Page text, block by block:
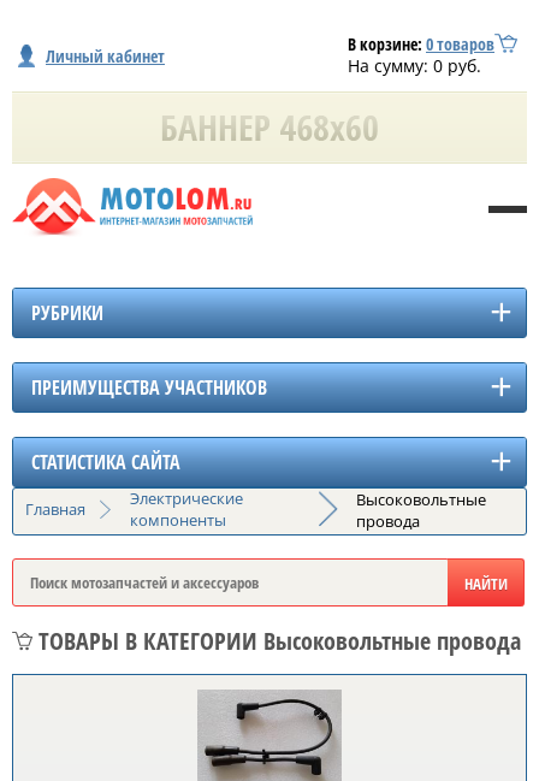
Личный кабинет В корзине: 0товаров
На сумму: 0 руб.
РУБРИКИ
ПРЕИМУЩЕСТВА УЧАСТНИКОВ
СТАТИСТИКА САЙТА
Главная
Электрические
компоненты
Высоковольтные
провода
ТОВАРЫ В КАТЕГОРИИ Высоковольтные провода